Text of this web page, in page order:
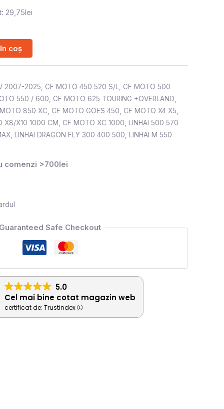
29,75lei
coș
2007-2025, CF MOTO 450 520 S/L, CF MOTO 500
550 / 600, CF MOTO 625 TOURING +OVERLAND,
850 XC, CF MOTO GOES 450, CF MOTO X4 X5,
X8/X10 1000 CM, CF MOTO XC 1000, LINHAI 500 570
, LINHAI DRAGON FLY 300 400 500, LINHAI M 550
comenzi >700lei
Guaranteed Safe Checkout
5.0
Cel mai bine cotat magazin web
certificat de: Trustindex